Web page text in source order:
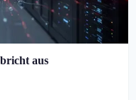
aus